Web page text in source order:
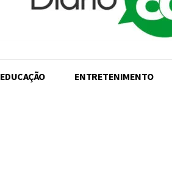
EDUCAÇÃO ENTRETENIMENTO